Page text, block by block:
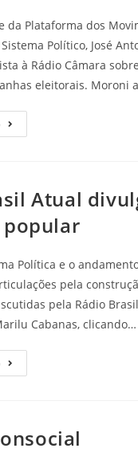
da Plataforma dos
Político, José
à Rádio Câmara
eleitorais. Moroni
Atual
Política e o
pela
pela Rádio
Cabanas, clicando…